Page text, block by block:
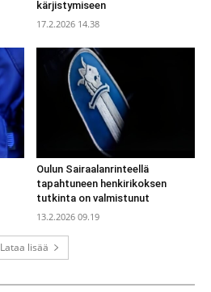
kärjistymiseen
17.2.2026 14.38
Oulun Sairaalanrinteellä
tapahtuneen henkirikoksen
tutkinta on valmistunut
13.2.2026 09.19
Lataa lisää